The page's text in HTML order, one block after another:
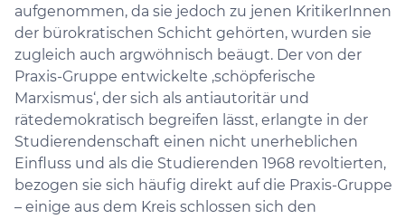
aufgenommen, da sie jedoch zu jenen KritikerInnen
der bürokratischen Schicht gehörten, wurden sie
zugleich auch argwöhnisch beäugt. Der von der
Praxis-Gruppe entwickelte ‚schöpferische
Marxismus‘, der sich als antiautoritär und
rätedemokratisch begreifen lässt, erlangte in der
Studierendenschaft einen nicht unerheblichen
Einfluss und als die Studierenden 1968 revoltierten,
bezogen sie sich häufig direkt auf die Praxis-Gruppe
– einige aus dem Kreis schlossen sich den